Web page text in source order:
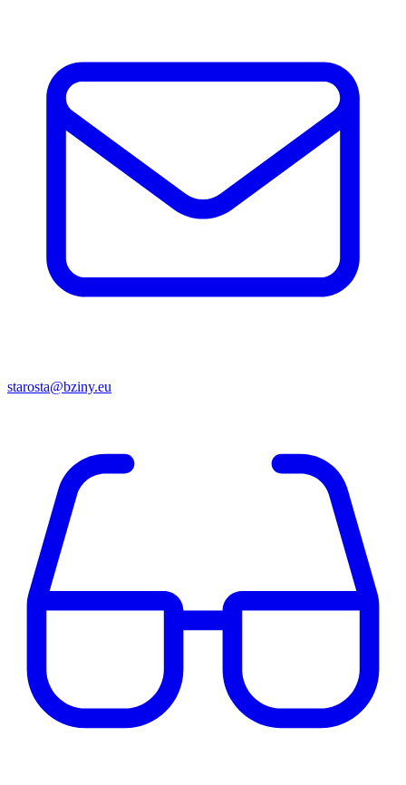
starosta@bziny.eu